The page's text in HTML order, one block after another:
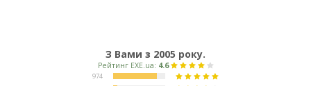
З Вами з 2005 року.